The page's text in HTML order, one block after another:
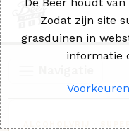
Zodat zijn site
grasduinen in
informatie
Voorkeuren